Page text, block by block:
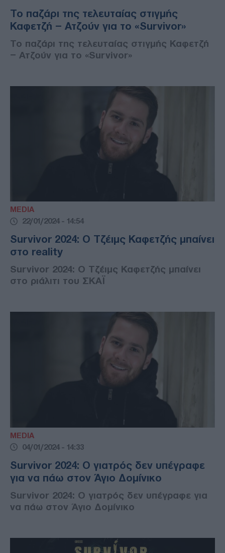
Το παζάρι της τελευταίας στιγμής
Καφετζή – Ατζούν για το «Survivor»
Το παζάρι της τελευταίας στιγμής Καφετζή
– Ατζούν για το «Survivor»
MEDIA
22/01/2024 - 14:54
Survivor 2024: Ο Τζέιμς Καφετζής μπαίνει
στο reality
Survivor 2024: Ο Τζέιμς Καφετζής μπαίνει
στο ριάλιτι του ΣΚΑΪ
MEDIA
04/01/2024 - 14:33
Survivor 2024: Ο γιατρός δεν υπέγραφε
για να πάω στον Άγιο Δομίνικο
Survivor 2024: Ο γιατρός δεν υπέγραφε για
να πάω στον Άγιο Δομίνικο